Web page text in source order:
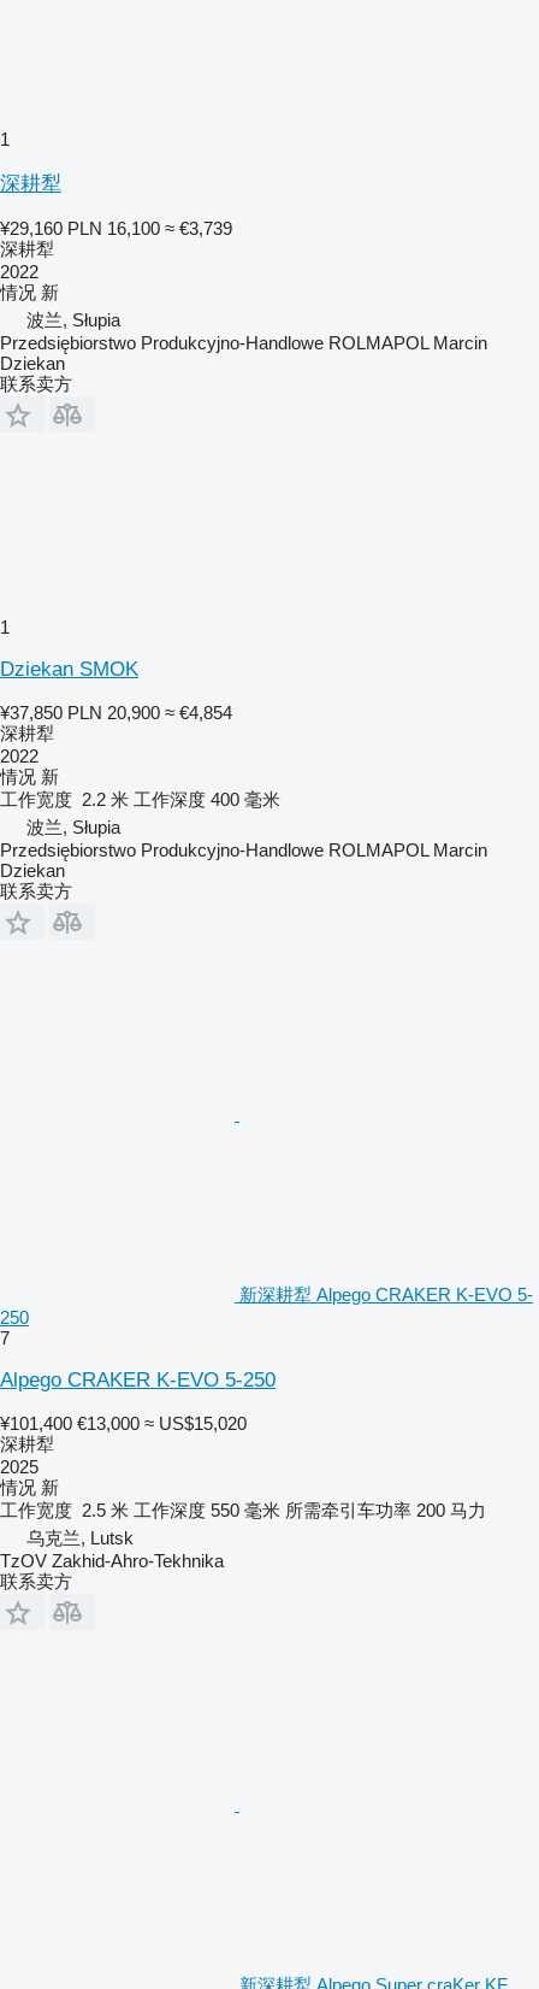
1
深耕犁
¥29,160 PLN 16,100 ≈ €3,739
深耕犁
2022
情况 新
波兰, Słupia
Przedsiębiorstwo Produkcyjno-Handlowe ROLMAPOL Marcin
Dziekan
联系卖方
1
Dziekan SMOK
¥37,850 PLN 20,900 ≈ €4,854
深耕犁
2022
情况 新
工作宽度 2.2 米 工作深度 400 毫米
波兰, Słupia
Przedsiębiorstwo Produkcyjno-Handlowe ROLMAPOL Marcin
Dziekan
联系卖方
新深耕犁 Alpego CRAKER K-EVO 5-
250
7
Alpego CRAKER K-EVO 5-250
¥101,400 €13,000 ≈ US$15,020
深耕犁
2025
情况 新
工作宽度 2.5 米 工作深度 550 毫米 所需牵引车功率 200 马力
乌克兰, Lutsk
TzOV Zakhid-Ahro-Tekhnika
联系卖方
新深耕犁 Alpego Super craKer KF